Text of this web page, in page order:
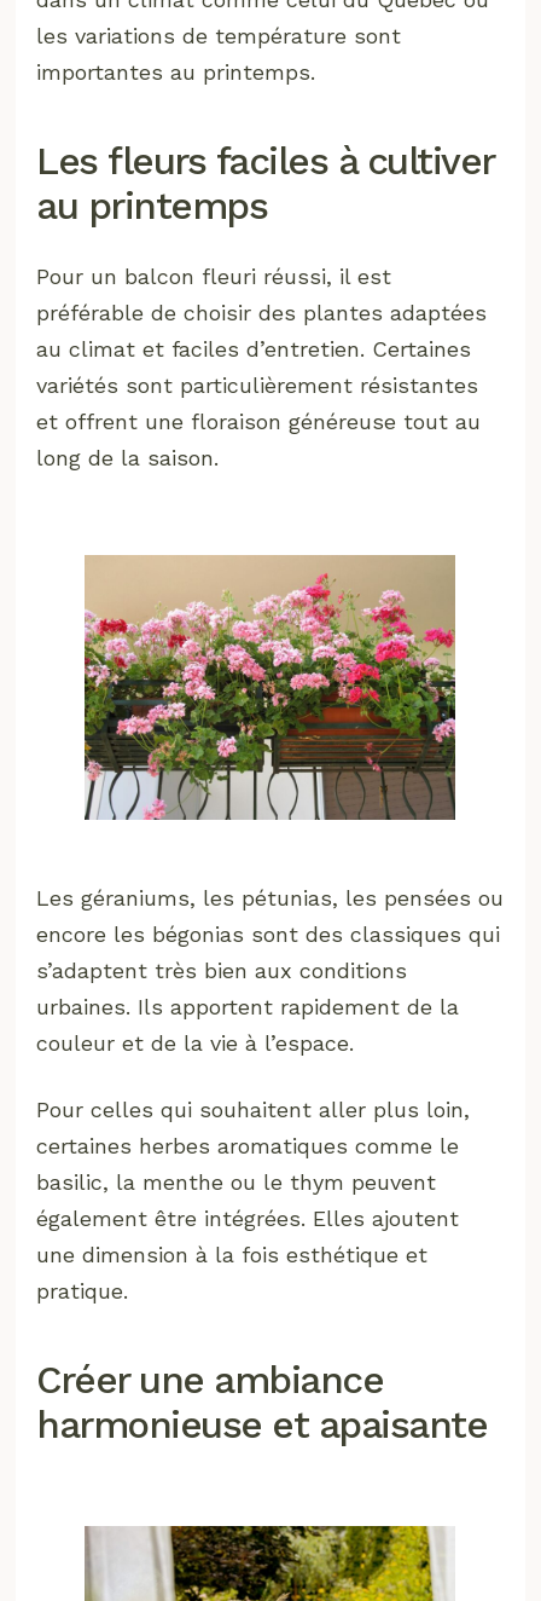
les variations de température sont
importantes au printemps.
Les fleurs faciles à cultiver
au printemps
Pour un balcon fleuri réussi, il est
préférable de choisir des plantes adaptées
au climat et faciles d’entretien. Certaines
variétés sont particulièrement résistantes
et offrent une floraison généreuse tout au
long de la saison.
Les géraniums, les pétunias, les pensées ou
encore les bégonias sont des classiques qui
s’adaptent très bien aux conditions
urbaines. Ils apportent rapidement de la
couleur et de la vie à l’espace.
Pour celles qui souhaitent aller plus loin,
certaines herbes aromatiques comme le
basilic, la menthe ou le thym peuvent
également être intégrées. Elles ajoutent
une dimension à la fois esthétique et
pratique.
Créer une ambiance
harmonieuse et apaisante